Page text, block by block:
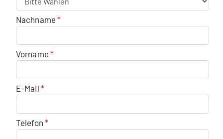
Nachname
Vorname
E-Mail
Telefon